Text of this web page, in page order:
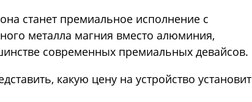
станет премиальное исполнение с
металла магния вместо алюминия,
современных премиальных девайсов.
какую цену на устройство установит